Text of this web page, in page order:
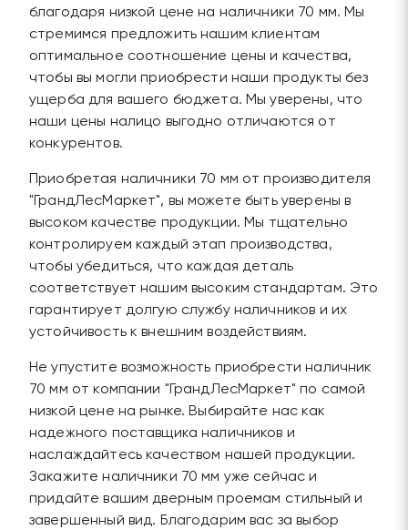
благодаря низкой цене на наличники 70 мм. Мы
стремимся предложить нашим клиентам
оптимальное соотношение цены и качества,
чтобы вы могли приобрести наши продукты без
ущерба для вашего бюджета. Мы уверены, что
наши цены налицо выгодно отличаются от
конкурентов.
Приобретая наличники 70 мм от производителя
"ГрандЛесМаркет", вы можете быть уверены в
высоком качестве продукции. Мы тщательно
контролируем каждый этап производства,
чтобы убедиться, что каждая деталь
соответствует нашим высоким стандартам. Это
гарантирует долгую службу наличников и их
устойчивость к внешним воздействиям.
Не упустите возможность приобрести наличник
70 мм от компании "ГрандЛесМаркет" по самой
низкой цене на рынке. Выбирайте нас как
надежного поставщика наличников и
наслаждайтесь качеством нашей продукции.
Закажите наличники 70 мм уже сейчас и
придайте вашим дверным проемам стильный и
завершенный вид. Благодарим вас за выбор